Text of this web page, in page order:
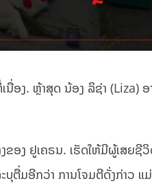
ອງ. ຫຼ້າສຸດ ນ້ອງ ລິຊ່າ (Liza) ອ
ຂອງ ຢູເຄຣນ. ເຮັດໃຫ້ມີຜູ້ເສຍ
ຕື່ມອີກວ່າ ການໂຈມຕີດັ່ງກ່າວ